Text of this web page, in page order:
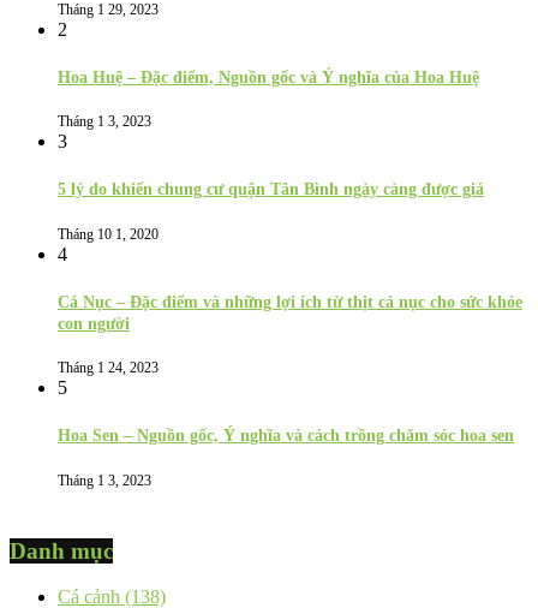
Tháng 1 29, 2023
2
Hoa Huệ – Đặc điểm, Nguồn gốc và Ý nghĩa của Hoa Huệ
Tháng 1 3, 2023
3
5 lý do khiến chung cư quận Tân Bình ngày càng được giá
Tháng 10 1, 2020
4
Cá Nục – Đặc điểm và những lợi ích từ thịt cá nục cho sức khỏe
con người
Tháng 1 24, 2023
5
Hoa Sen – Nguồn gốc, Ý nghĩa và cách trồng chăm sóc hoa sen
Tháng 1 3, 2023
Danh mục
Cá cảnh (138)